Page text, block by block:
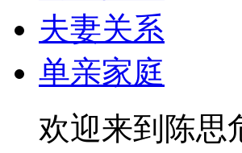
夫妻关系
单亲家庭
欢迎来到陈思